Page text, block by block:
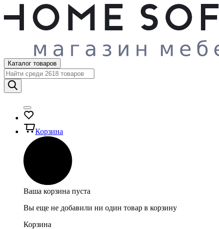
Каталог товаров
Корзина
Ваша корзина пуста
Вы еще не добавили ни один товар в корзину
Корзина